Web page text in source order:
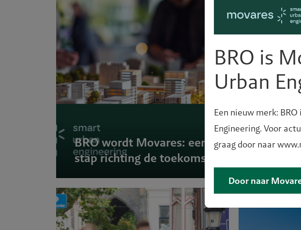
stad
BRO wordt Movares: een
stap richting de toekomst
BRO is
Urban
Een nieuw merk:
Engineering. Voor
graag door naar
Door naar